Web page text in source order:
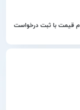
قیمت با ثبت درخواست